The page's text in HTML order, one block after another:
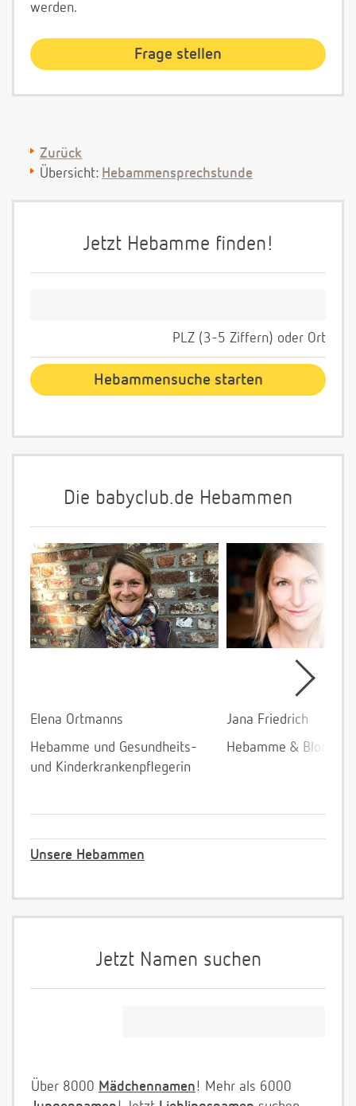
werden.
Zurück
Übersicht: Hebammensprechstunde
Jetzt Hebamme finden!
PLZ (3-5 Ziffern) oder Ort
Die babyclub.de Hebammen
Elena Ortmanns
Hebamme und Gesundheits-
und Kinderkrankenpflegerin
Jana Friedrich
Hebamme &
Unsere Hebammen
Jetzt Namen suchen
Über 8000 Mädchennamen! Mehr als 6000